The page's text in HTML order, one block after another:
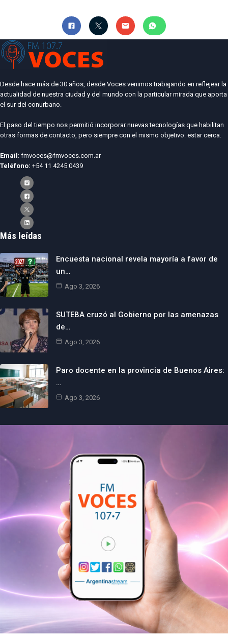
Desde hace más de 30 años, desde Voces venimos trabajando en reflejear la
actualidad de nuestra ciudad y del mundo con la particular mirada que aporta
el sur del conurbano.
El paso del tiempo nos permitió incorporar nuevas tecnologías que habilitan
otras formas de contacto, pero siempre con el mismo objetivo: estar cerca.
Email: fmvoces@fmvoces.com.ar
Teléfono: +54 11 4245 0439
Más leídas
Encuesta nacional revela mayoría a favor de
un…
Ago 3, 2026
SUTEBA cruzó al Gobierno por las amenazas
de…
Ago 3, 2026
Paro docente en la provincia de Buenos Aires:
…
Ago 3, 2026